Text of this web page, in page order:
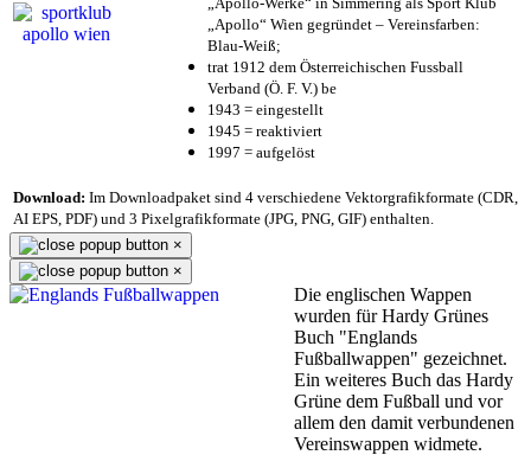
„Apollo“ Wien gegründet – Vereinsfarben:
Blau-Weiß;
trat 1912 dem Österreichischen Fussball
Verband (Ö. F. V.) be
1943 = eingestellt
1945 = reaktiviert
1997 = aufgelöst
Download: Im Downloadpaket sind 4 verschiedene Vektorgrafikformate (CDR,
AI EPS, PDF) und 3 Pixelgrafikformate (JPG, PNG, GIF) enthalten.
×
×
Die englischen Wappen
wurden für Hardy Grünes
Buch "Englands
Fußballwappen" gezeichnet.
Ein weiteres Buch das Hardy
Grüne dem Fußball und vor
allem den damit verbundenen
Vereinswappen widmete.